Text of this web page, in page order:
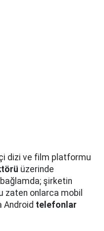
dizi ve film platformu
üzerinde
bağlamda; şirketin
zaten onlarca mobil
Android telefonlar